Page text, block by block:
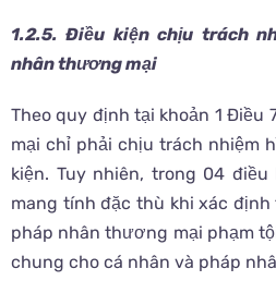
1.2.5.Điều kiện chịu trách
nhân thương mại
Theo quy định tại khoản 1
mại chỉ phải chịu trách nhiệm
kiện. Tuy nhiên, trong 04
mang tính đặc thù khi xác
pháp nhân thương mại phạm
chung cho cá nhân và pháp